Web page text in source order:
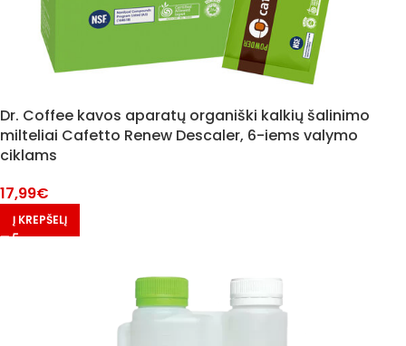
Dr. Coffee kavos aparatų organiški kalkių šalinimo
milteliai Cafetto Renew Descaler, 6-iems valymo
ciklams
17,99€
Į KREPŠELĮ